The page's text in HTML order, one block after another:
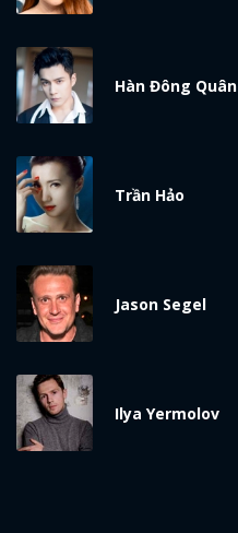
Hàn Đông Quân
Trần Hảo
Jason Segel
Ilya Yermolov